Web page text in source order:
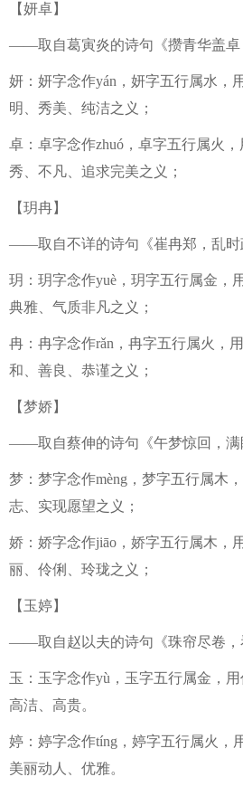
【妍卓】
——取自葛寅炎的诗句《攒青华盖卓
妍：妍字念作yán，妍字五行属水，
明、秀美、纯洁之义；
卓：卓字念作zhuó，卓字五行属火
秀、不凡、追求完美之义；
【玥冉】
——取自不详的诗句《崔冉郑，乱时
玥：玥字念作yuè，玥字五行属金，
典雅、气质非凡之义；
冉：冉字念作rǎn，冉字五行属火，
和、善良、恭谨之义；
【梦娇】
——取自蔡伸的诗句《午梦惊回，满
梦：梦字念作mèng，梦字五行属木
志、实现愿望之义；
娇：娇字念作jiāo，娇字五行属木，
丽、伶俐、玲珑之义；
【玉婷】
——取自赵以夫的诗句《珠帘尽卷，
玉：玉字念作yù，玉字五行属金，用
高洁、高贵。
婷：婷字念作tíng，婷字五行属火，
美丽动人、优雅。